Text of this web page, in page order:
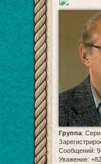
Группа:
Сообщений:
Уважение: